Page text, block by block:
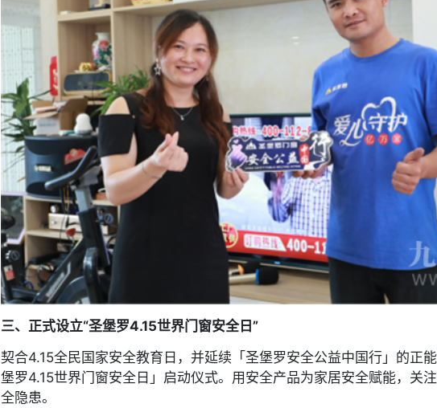
三、正式设立“圣堡罗4.15世界门窗安全日”
契合4.15全民国家安全教育日，并延续「圣堡罗安全公益中国行」的正
堡罗4.15世界门窗安全日」启动仪式。用安全产品为家居安全赋能，关
全隐患。